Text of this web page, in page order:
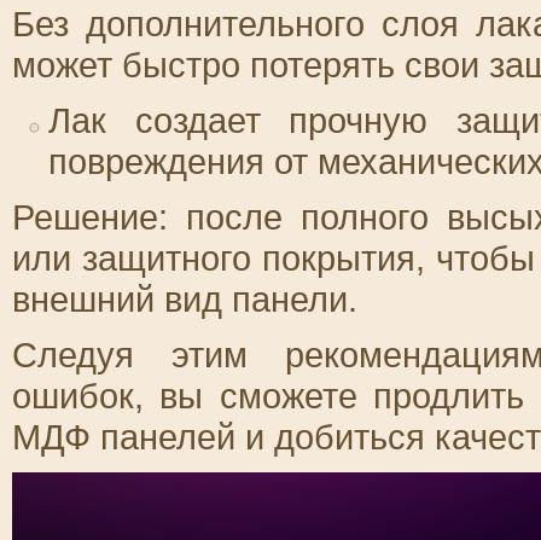
Без дополнительного слоя
может быстро потерять свои
Лак создает прочную
повреждения от
Решение: после полного
или защитного покрытия,
внешний вид панели.
Следуя этим
ошибок, вы сможете
МДФ панелей и добиться